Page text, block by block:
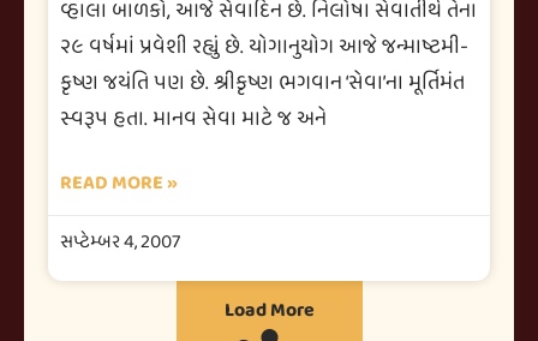
વ્હાલા બાળકો, આજે સેવાદિન છે. નિલોષા સેવાતીર્થ તેના
૨૯ વર્ષમાં પ્રવેશી રહ્યું છે. યોગાનુયોગ આજે જન્માષ્ટમી-
કૃષ્ણ જયંતિ પણ છે. શ્રીકૃષ્ણ ભગવાન ‘સેવા’ના મૂર્તિમંત
સ્વરૂપ હતા. માનવ સેવા માટે જ અને
READ MORE »
સપ્ટેમ્બર 4, 2007
Load More